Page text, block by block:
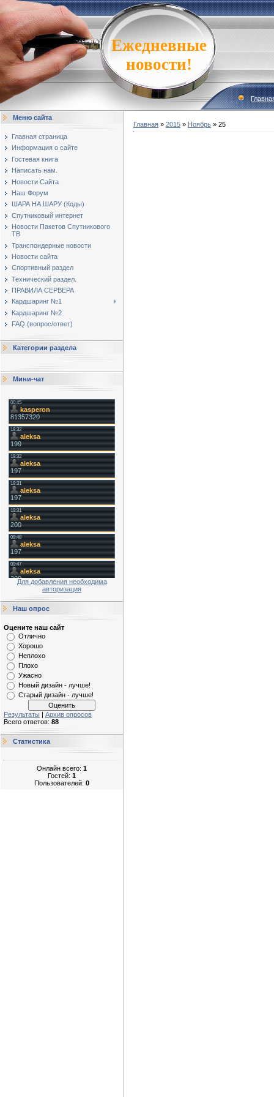
Ежедневные
новости!
Меню сайта
Главная страница
Информация о сайте
Гостевая книга
Написать нам.
Новости Сайта
Наш Форум
ШАРА НА ШАРУ (Коды)
Спутниковый интернет
Новости Пакетов Спутникового
ТВ
Транспондерные новости
Новости сайта
Спортивный раздел
Технический раздел.
ПРАВИЛА СЕРВЕРА
Кардшаринг №1
Кардшаринг №2
FAQ (вопрос/ответ)
Категории раздела
Мини-чат
Для добавления необходима
авторизация
Наш опрос
Оцените наш сайт
Отлично
Хорошо
Неплохо
Плохо
Ужасно
Новый дизайн - лучше!
Старый дизайн - лучше!
Результаты | Архив опросов
Всего ответов: 88
Статистика
Онлайн всего: 1
Гостей: 1
Пользователей: 0
Главная » 2015 » Ноябрь » 25